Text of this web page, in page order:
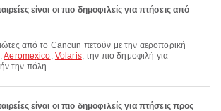
είναι οι πιο δημοφιλείς για πτήσεις από
,Aeromexico, Volaris, την πιο δημοφιλή για
την πόλη.
είναι οι πιο δημοφιλείς για πτήσεις προς